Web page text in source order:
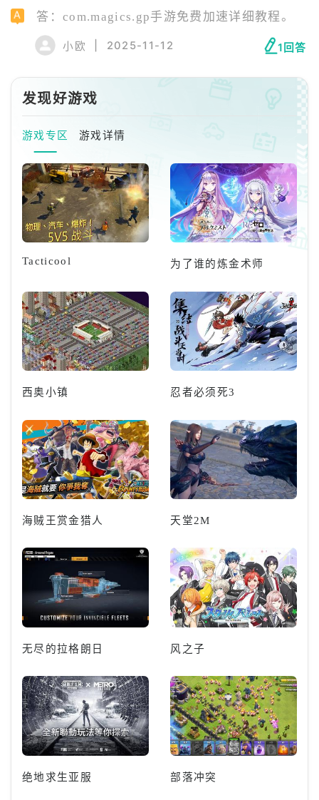
答：com.magics.gp手游免费加速详细教程。
小欧 2025-11-12 1回答
发现好游戏
游戏专区 游戏详情
Tacticool 为了谁的炼金术师
西奥小镇 忍者必须死3
海贼王赏金猎人 天堂2M
无尽的拉格朗日 风之子
绝地求生亚服 部落冲突